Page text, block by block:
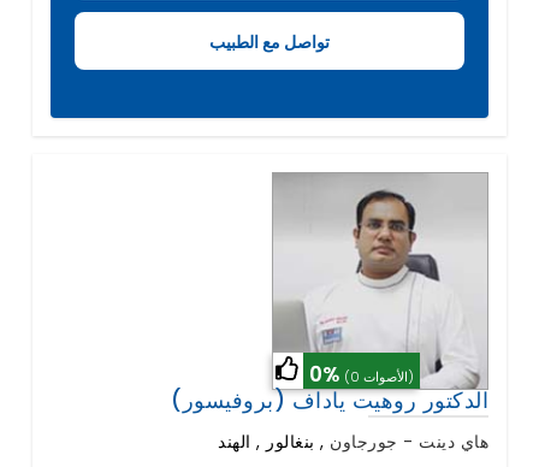
0% (0 الأصوات)
(بروفيسور) الدكتور روهيت ياداف
هاي دينت - جورجاون , بنغالور , الهند